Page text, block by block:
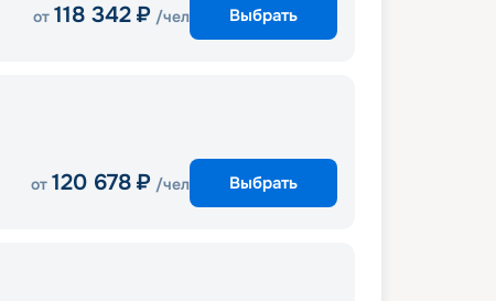
от 118 342 ₽ /чел Выбрать
от 120 678 ₽ /чел Выбрать